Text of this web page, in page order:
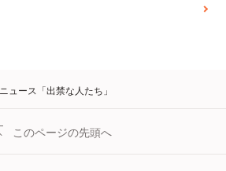
ニュース「出禁な人たち」
このページの先頭へ